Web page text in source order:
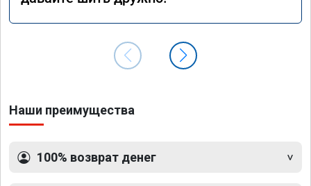
Наши преимущества
100% возврат денег